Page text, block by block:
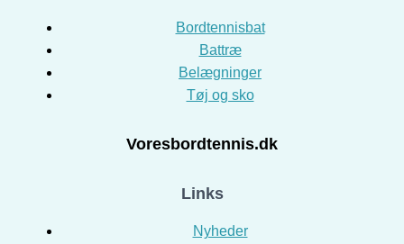
Bordtennisbat
Battræ
Belægninger
Tøj og sko
Voresbordtennis.dk
Links
Nyheder